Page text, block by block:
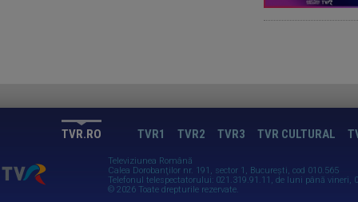
TVR CULTURAL
TVR3
TVR2
TVR1
TVR.RO
Televiziunea Română
Calea Dorobanţilor nr. 191, sector 1, Bucureşti, cod 010.565
Telefonul telespectatorului: 021.319.91.11, de luni până vineri,
© 2026 Toate drepturile rezervate.